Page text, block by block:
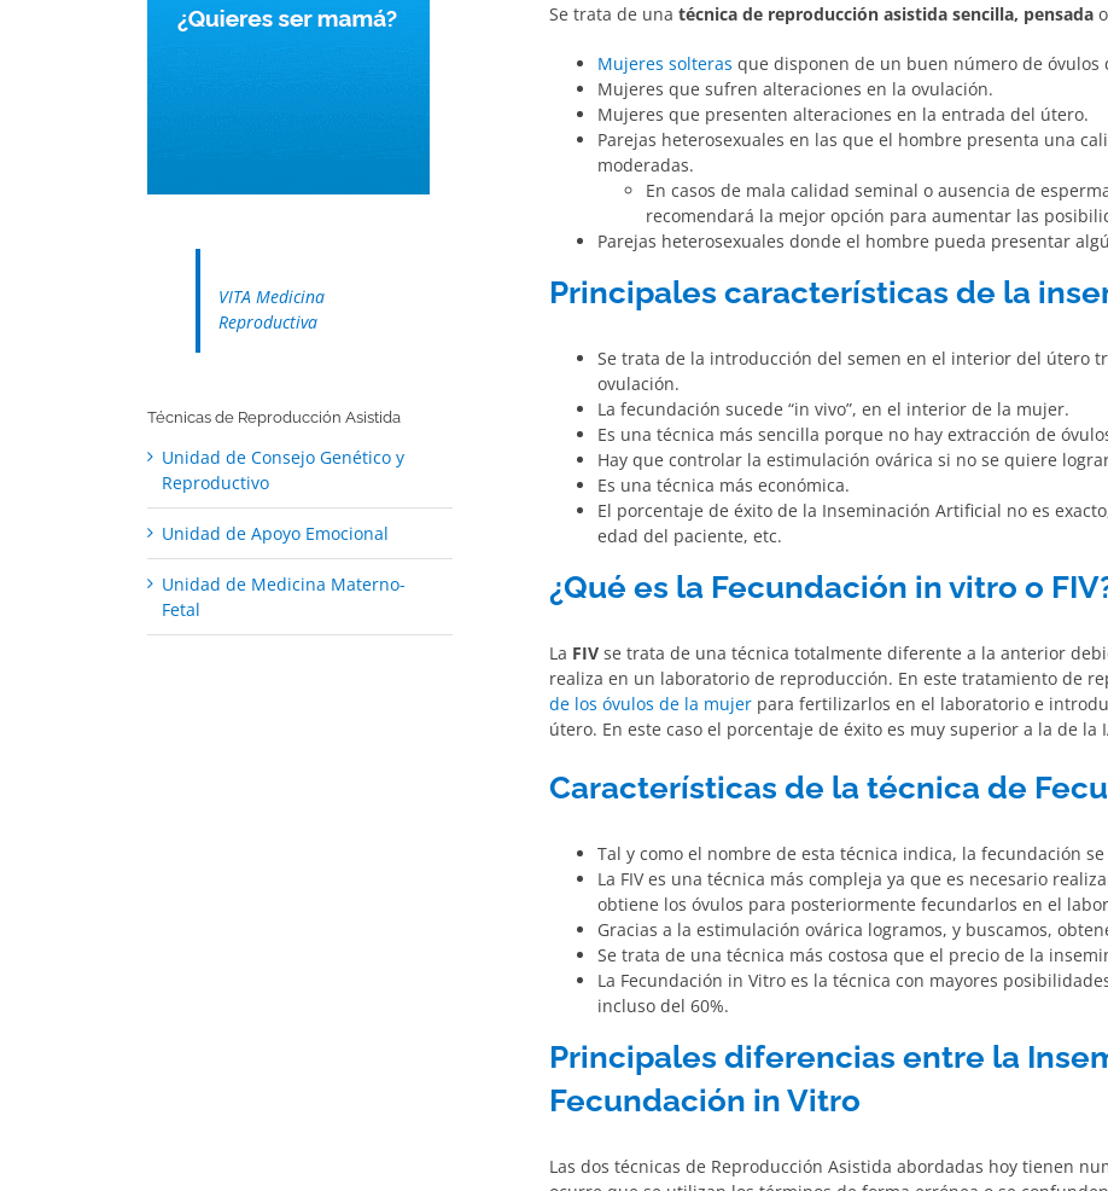
Se trata de una técnica de reproducción asistida sencilla, pensada
Mujeres solteras que disponen de un buen número de óvulos
Mujeres que sufren alteraciones en la ovulación.
Mujeres que presenten alteraciones en la entrada del útero.
Parejas heterosexuales en las que el hombre presenta una
moderadas.
En casos de mala calidad seminal o ausencia de
recomendará la mejor opción para aumentar las
Parejas heterosexuales donde el hombre pueda presentar
Principales características de la
Se trata de la introducción del semen en el interior del útero
ovulación.
La fecundación sucede “in vivo”, en el interior de la mujer.
Es una técnica más sencilla porque no hay extracción de
Hay que controlar la estimulación ovárica si no se quiere
Es una técnica más económica.
El porcentaje de éxito de la Inseminación Artificial no es
edad del paciente, etc.
¿Qué es la Fecundación in vitro o
La FIV se trata de una técnica totalmente diferente a la anterior
realiza en un laboratorio de reproducción. En este tratamiento de
de los óvulos de la mujer para fertilizarlos en el laboratorio e
útero. En este caso el porcentaje de éxito es muy superior a la de la
Características de la técnica de
Tal y como el nombre de esta técnica indica, la fecundación
La FIV es una técnica más compleja ya que es necesario
obtiene los óvulos para posteriormente fecundarlos en el
Gracias a la estimulación ovárica logramos, y buscamos,
Se trata de una técnica más costosa que el precio de la
La Fecundación in Vitro es la técnica con mayores
incluso del 60%.
Principales diferencias entre la
Fecundación in Vitro
Las dos técnicas de Reproducción Asistida abordadas hoy tienen
VITA Medicina
Reproductiva
Técnicas de Reproducción Asistida
Unidad de Consejo Genético y
Reproductivo
Unidad de Apoyo Emocional
Unidad de Medicina Materno-
Fetal